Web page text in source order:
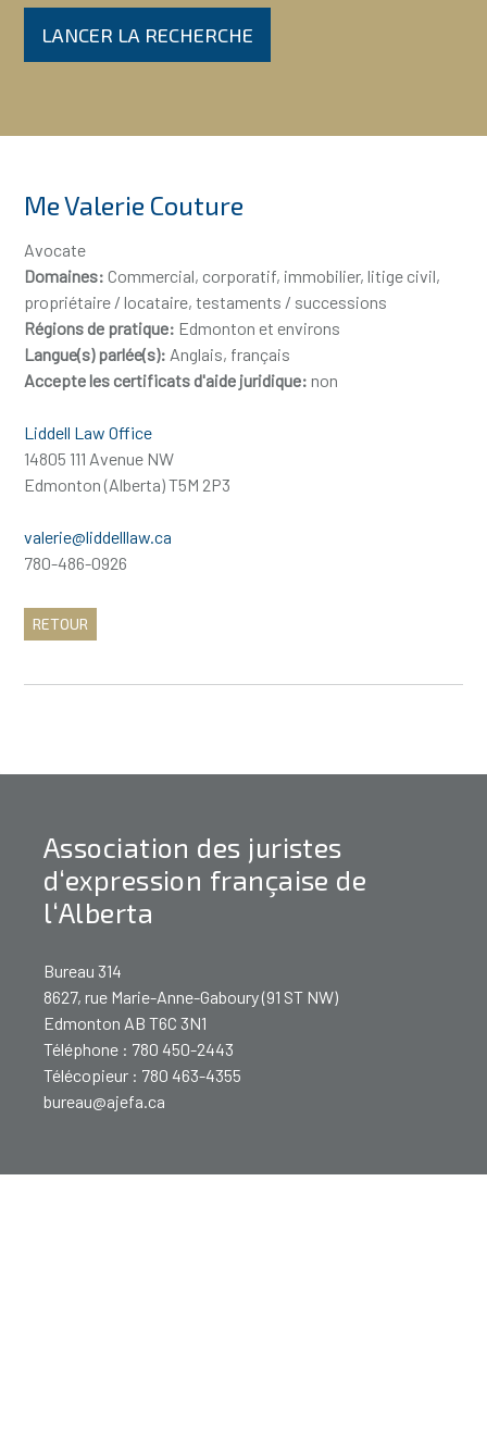
LANCER LA RECHERCHE
Me Valerie Couture
Avocate
Domaines: Commercial, corporatif, immobilier, litige civil,
propriétaire / locataire, testaments / successions
Régions de pratique: Edmonton et environs
Langue(s) parlée(s): Anglais, français
Accepte les certificats d'aide juridique: non
Liddell Law Office
14805 111 Avenue NW
Edmonton (Alberta) T5M 2P3
valerie@liddelllaw.ca
780-486-0926
RETOUR
Association des juristes
d‘expression française de
l‘Alberta
Bureau 314
8627, rue Marie-Anne-Gaboury (91 ST NW)
Edmonton AB T6C 3N1
Téléphone : 780 450-2443
Télécopieur : 780 463-4355
bureau@ajefa.ca